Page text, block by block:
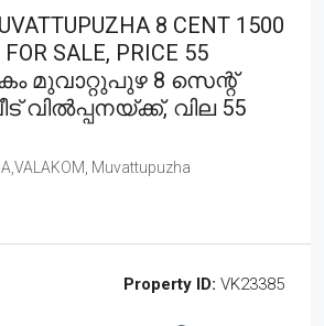
8 CENT 1500
FOR SALE, PRICE 55
മുവാറ്റുപുഴ 8 സെന്റ്
വിൽപ്പനയ്ക്ക്, വില 55
Muvattupuzha
Property ID: VK23385